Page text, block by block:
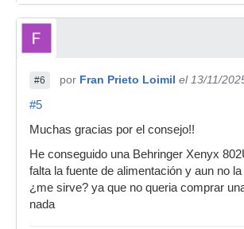
#6 por Fran Prieto Loimil el 13/11/
#5
Muchas gracias por el consejo!!
He conseguido una Behringer Xenyx
falta la fuente de alimentación y aun no
¿me sirve? ya que no queria comprar
nada